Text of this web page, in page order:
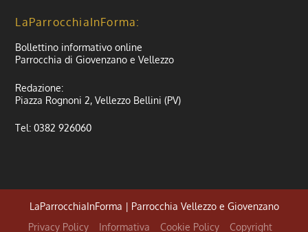
LaParrocchiaInForma:
Bollettino informativo online
Parrocchia di Giovenzano e Vellezzo
Redazione:
Piazza Rognoni 2, Vellezzo Bellini (PV)
Tel: 0382 926060
LaParrocchiaInForma | Parrocchia Vellezzo e Giovenzano
Privacy Policy
Informativa Cookie Policy Copyright